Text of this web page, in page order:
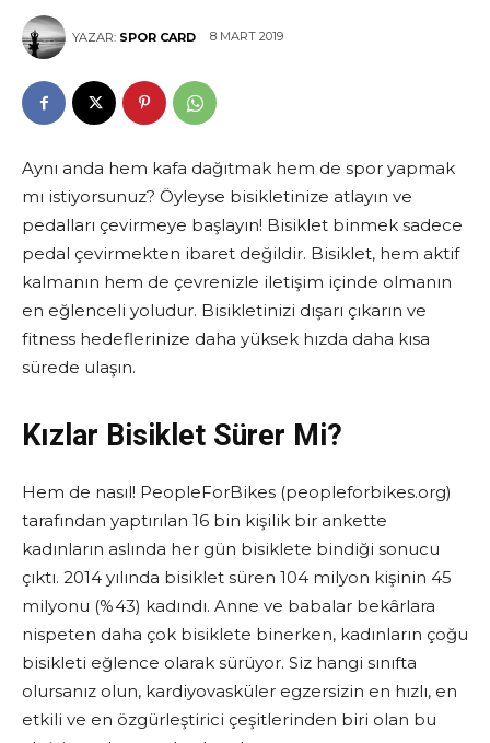
YAZAR: SPOR CARD 8 MART 2019
Aynı anda hem kafa dağıtmak hem de spor yapmak
mı istiyorsunuz? Öyleyse bisikletinize atlayın ve
pedalları çevirmeye başlayın! Bisiklet binmek sadece
pedal çevirmekten ibaret değildir. Bisiklet, hem aktif
kalmanın hem de çevrenizle iletişim içinde olmanın
en eğlenceli yoludur. Bisikletinizi dışarı çıkarın ve
fitness hedeflerinize daha yüksek hızda daha kısa
sürede ulaşın.
Kızlar Bisiklet Sürer Mi?
Hem de nasıl! PeopleForBikes (peopleforbikes.org)
tarafından yaptırılan 16 bin kişilik bir ankette
kadınların aslında her gün bisiklete bindiği sonucu
çıktı. 2014 yılında bisiklet süren 104 milyon kişinin 45
milyonu (%43) kadındı. Anne ve babalar bekârlara
nispeten daha çok bisiklete binerken, kadınların çoğu
bisikleti eğlence olarak sürüyor. Siz hangi sınıfta
olursanız olun, kardiyovasküler egzersizin en hızlı, en
etkili ve en özgürleştirici çeşitlerinden biri olan bu